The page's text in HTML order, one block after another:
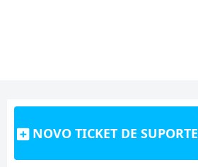
NOVO TICKET DE SUPORTE